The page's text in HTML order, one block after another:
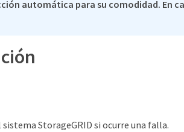
automática para su comodidad. En
StorageGRID si ocurre una falla.